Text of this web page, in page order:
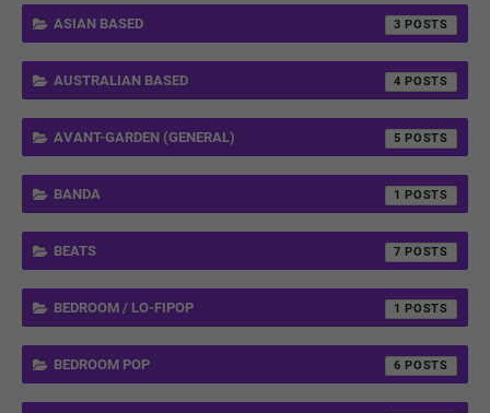
ASIAN BASED 3
AUSTRALIAN BASED 4
AVANT-GARDEN (GENERAL) 5
BANDA 1
BEATS 7
BEDROOM / LO-FIPOP 1
BEDROOM POP 6